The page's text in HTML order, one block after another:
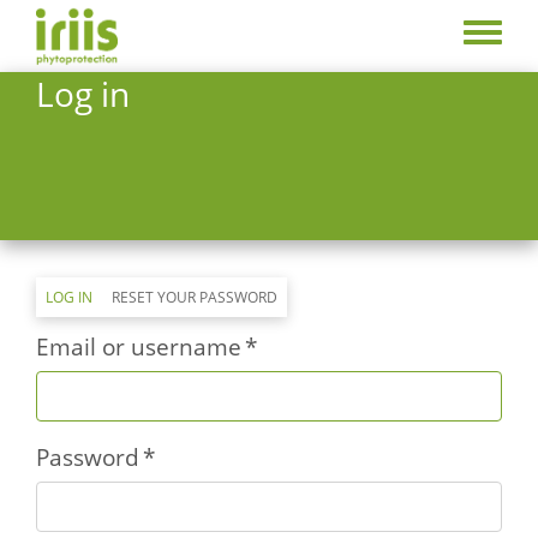
Skip
main
content
Toggle
menu
Log in
Primary
tabs
LOG IN (ACTIVE
TAB)
RESET YOUR PASSWORD
Email or username
Password